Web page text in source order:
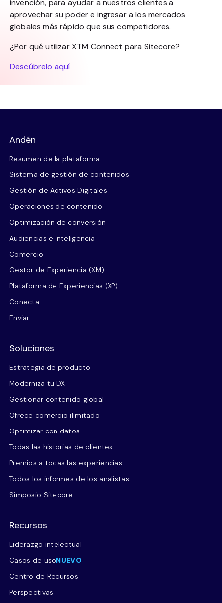
invención, para ayudar a nuestros clientes a
aprovechar su poder e ingresar a los mercados
globales más rápido que sus competidores.
¿Por qué utilizar XTM Connect para Sitecore?
Descúbrelo aquí
Andén
Resumen de la plataforma
Sistema de gestión de contenidos
Gestión de Activos Digitales
Operaciones de contenido
Optimización de conversión
Audiencias e inteligencia
Comercio
Gestor de Experiencia (XM)
Plataforma de Experiencias (XP)
Conecta
Enviar
Soluciones
Estrategia de producto
Moderniza tu DX
Gestionar contenido global
Ofrece comercio ilimitado
Optimizar con datos
Todas las historias de clientes
Premios a todas las experiencias
Todos los informes de los analistas
Simposio Sitecore
Recursos
Liderazgo intelectual
Casos de usoNUEVO
Centro de Recursos
Perspectivas